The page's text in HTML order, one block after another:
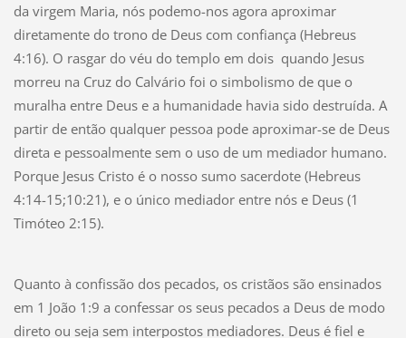
da virgem Maria, nós podemo-nos agora aproximar
diretamente do trono de Deus com confiança (Hebreus
4:16). O rasgar do véu do templo em dois quando Jesus
morreu na Cruz do Calvário foi o simbolismo de que o
muralha entre Deus e a humanidade havia sido destruída. A
partir de então qualquer pessoa pode aproximar-se de Deus
direta e pessoalmente sem o uso de um mediador humano.
Porque Jesus Cristo é o nosso sumo sacerdote (Hebreus
4:14-15;10:21), e o único mediador entre nós e Deus (1
Timóteo 2:15).
Quanto à confissão dos pecados, os cristãos são ensinados
em 1 João 1:9 a confessar os seus pecados a Deus de modo
direto ou seja sem interpostos mediadores. Deus é fiel e